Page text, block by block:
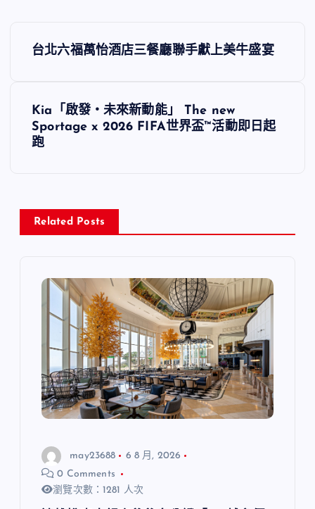
文
導
覽
台北六福萬怡酒店三餐廳聯手獻上美牛盛宴
Kia「啟發・未來新動能」 The new
Sportage x 2026 FIFA世界盃™活動即日起
跑
Related Posts
may23688
6 8 月, 2026
0 Comments
瀏覽次數：1281 人次